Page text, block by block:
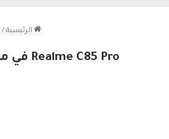
الرئيسية /
Realme C85 Pro في مصر 2026 بطارية عملاقة وشاشة قوية بأداء مميز ينافس القمة